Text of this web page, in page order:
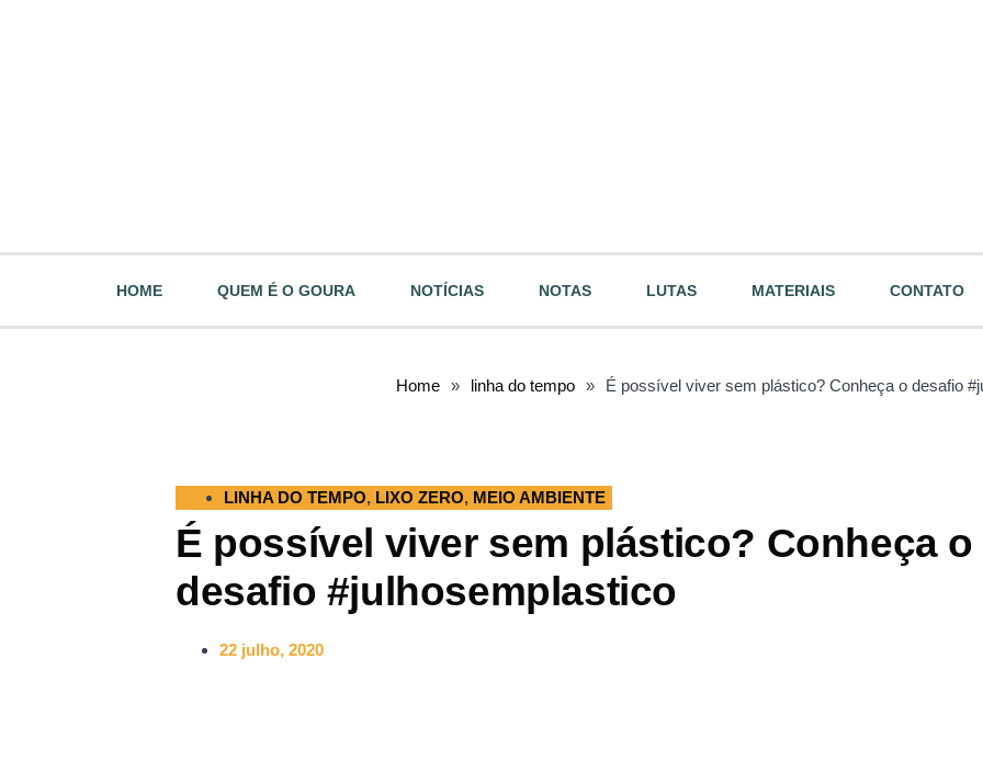
HOME QUEM É O GOURA NOTÍCIAS NOTAS LUTAS MATERIAIS CONTATO
Home » linha do tempo » É possível viver sem plástico? Conheça o desafio
LINHA DO TEMPO, LIXO ZERO, MEIO AMBIENTE
É possível viver sem plástico? Conheça o
desafio #julhosemplastico
22 julho, 2020